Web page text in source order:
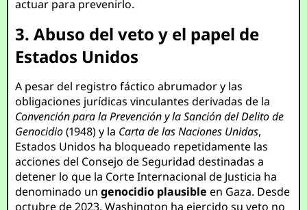
actuar para prevenirlo.
3. Abuso del veto y el papel de
Estados Unidos
A pesar del registro fáctico abrumador y las
obligaciones jurídicas vinculantes derivadas de la
Convención para la Prevención y la Sanción del Delito de
Genocidio(1948) y la Carta de las Naciones Unidas,
Estados Unidos ha bloqueado repetidamente las
acciones del Consejo de Seguridad destinadas a
detener lo que la Corte Internacional de Justicia ha
denominado ungenocidio plausible en Gaza. Desde
octubre de 2023, Washington ha ejercido su veto no